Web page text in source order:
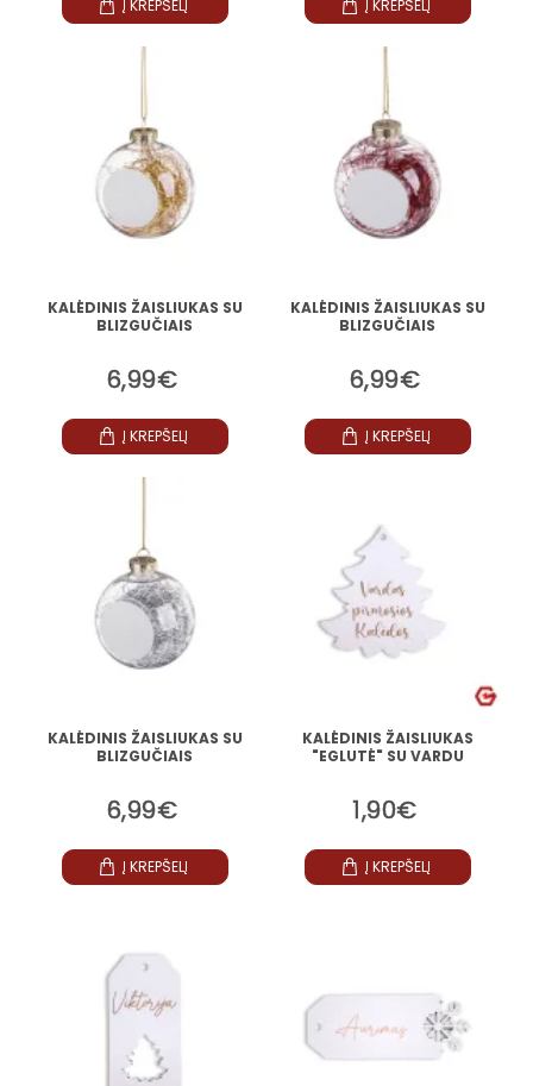
Į KREPŠELĮ Į KREPŠELĮ
KALĖDINIS ŽAISLIUKAS SU
BLIZGUČIAIS
6,99€
Į KREPŠELĮ
KALĖDINIS ŽAISLIUKAS SU
BLIZGUČIAIS
6,99€
Į KREPŠELĮ
KALĖDINIS ŽAISLIUKAS SU
BLIZGUČIAIS
6,99€
Į KREPŠELĮ
KALĖDINIS ŽAISLIUKAS
"EGLUTĖ" SU VARDU
1,90€
Į KREPŠELĮ